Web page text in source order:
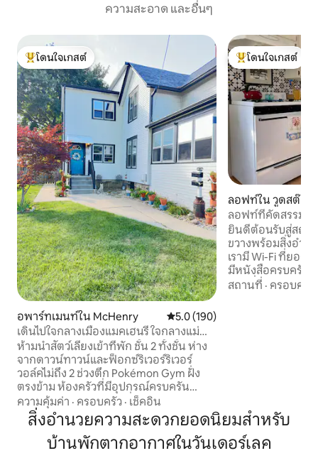
ความสะอาด และอื่นๆ
โดนใจเกสต์ที่สุด
โดนใจเกสต์
อพาร์ทเมนท์ใน McHenry คะแนนเฉลี่ย 5.0 จาก 5, 190 รีวิว
5.0 (190)
เดินไปใจกลางเมืองแมคเฮนรี่ ใจกลางแม่น้ำ
ฟ็อกซ์
ห้ามนำสัตว์เลี้ยงเข้าที่พัก ชั้น 2 ทั้งชั้น ห่าง
จากดาวน์ทาวน์และฟ็อกซ์ริเวอร์ริเวอร์
วอล์คไม่ถึง 2 ช่วงตึก Pokémon Gym ฝั่ง
ตรงข้าม ห้องครัวที่มีอุปกรณ์ครบครัน
หนังสือเกมของเล่นและสิ่งอำนวยความ
สะดวกเพิ่มเติมเพื่อให้การเข้าพักของคุณดี
ยิ่งขึ้น 4:20 อนุญาตให้อยู่ในสวนหลังบ้าน
และไม่ได้อยู่ในมุมมองของผู้ที่อายุน้อยกว่า
ความคุ้มค่า · ครอบครัว · เช็คอิน
โดนใจเกสต์ที่สุด
โดนใจเกสต์
ลอฟท์ใน วูดสต๊อค
ลอฟท์ที่คัดสรรมา
วูดสต็อก
ยินดีต้อนรับสู่สถา
ขวางพร้อมสิ่งอำ
เรามี Wi-Fi ที่ยอด
มีหนังสือครบครัน
เวลาที่ไม่ต้องเสียบปลั๊ก ใกล้
สถานที่ · ครอบครัว
สิ่งอำนวยความสะดวกยอดนิยมสำหรับ
บ้านพักตากอากาศในวันเดอร์เลค